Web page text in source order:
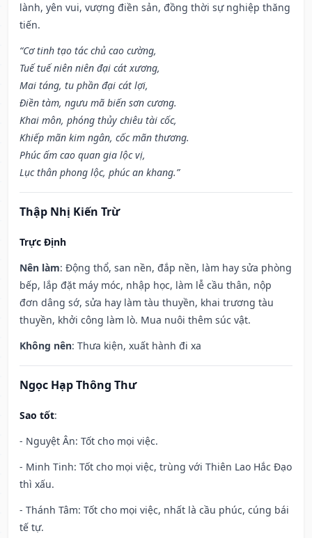
lành, yên vui, vượng điền sản, đồng thời sự nghiệp thăng
tiến.
“Cơ tinh tạo tác chủ cao cường,
Tuế tuế niên niên đại cát xương,
Mai táng, tu phần đại cát lợi,
Điền tàm, ngưu mã biến sơn cương.
Khai môn, phóng thủy chiêu tài cốc,
Khiếp mãn kim ngân, cốc mãn thương.
Phúc ấm cao quan gia lộc vị,
Lục thân phong lộc, phúc an khang.”
Thập Nhị Kiến Trừ
Trực Định
Nên làm: Động thổ, san nền, đắp nền, làm hay sửa phòng
bếp, lắp đặt máy móc, nhập học, làm lễ cầu thân, nộp
đơn dâng sớ, sửa hay làm tàu thuyền, khai trương tàu
thuyền, khởi công làm lò. Mua nuôi thêm súc vật.
Không nên: Thưa kiện, xuất hành đi xa
Ngọc Hạp Thông Thư
Sao tốt:
- Nguyệt Ân: Tốt cho mọi việc.
- Minh Tinh: Tốt cho mọi việc, trùng với Thiên Lao Hắc Đạo
thì xấu.
- Thánh Tâm: Tốt cho mọi việc, nhất là cầu phúc, cúng bái
tế tự.